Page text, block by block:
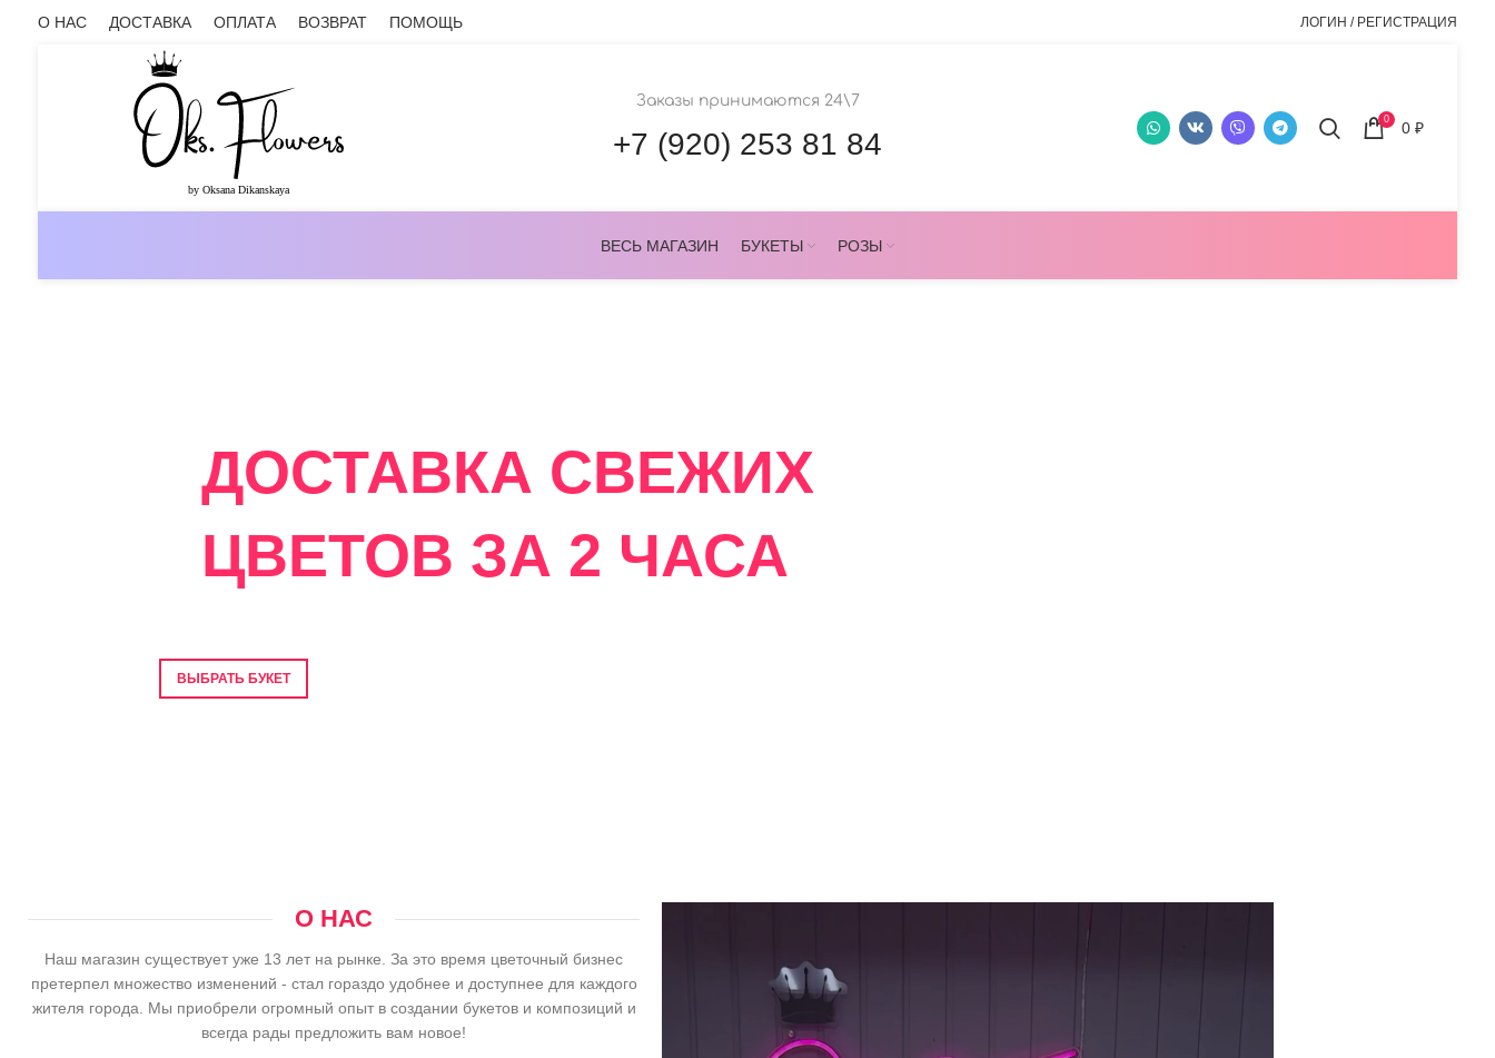
О НАС ДОСТАВКА ОПЛАТА ВОЗВРАТ ПОМОЩЬ ЛОГИН / РЕГИСТРАЦИЯ
Заказы принимаются 24\7
+7 (920) 253 81 84
0 0₽
ВЕСЬ МАГАЗИН БУКЕТЫ РОЗЫ
ДОСТАВКА СВЕЖИХ
ЦВЕТОВ ЗА 2 ЧАСА
ВЫБРАТЬ БУКЕТ
О НАС
Наш магазин существует уже 13 лет на рынке. За это время цветочный бизнес
претерпел множество изменений - стал гораздо удобнее и доступнее для каждого
жителя города. Мы приобрели огромный опыт в создании букетов и композиций и
всегда рады предложить вам новое!